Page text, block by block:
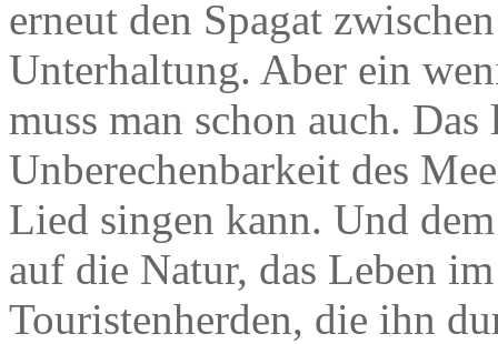
erneut den Spagat
Unterhaltung. Aber ein
muss man schon auch.
Unberechenbarkeit des
Lied singen kann. Und
auf die Natur, das Leben
Touristenherden, die ihn